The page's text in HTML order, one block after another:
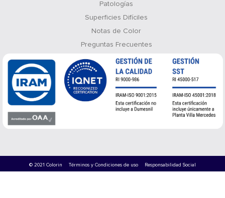
Patologías
Superficies Difíciles
Notas de Color
Preguntas Frecuentes
© 2021 Colorin Términos y Condiciones de uso Responsabilidad Social